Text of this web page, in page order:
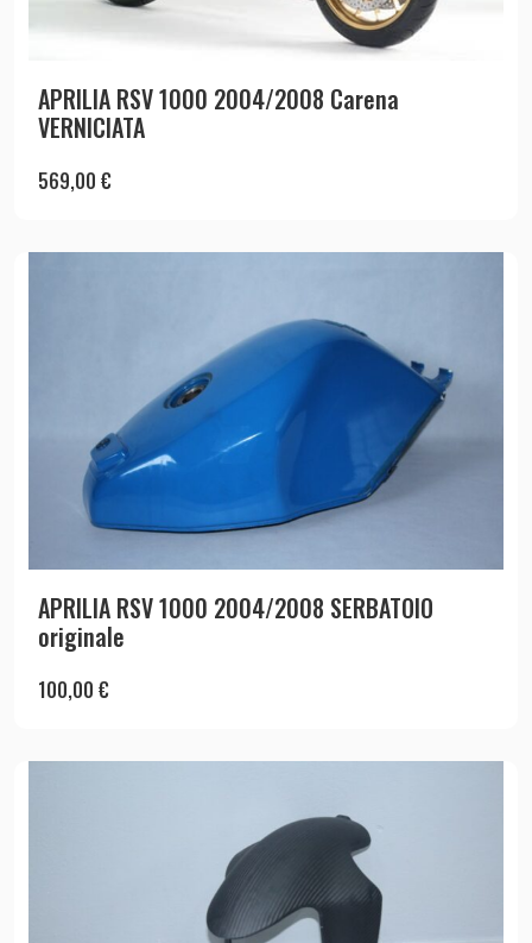
APRILIA RSV 1000 2004/2008 Carena
VERNICIATA
569,00 €
APRILIA RSV 1000 2004/2008 SERBATOIO
originale
100,00 €